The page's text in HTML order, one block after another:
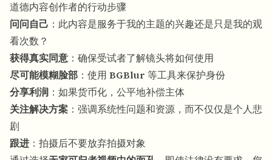
道德内容创作者的行动步骤
问问自己 ：此内容是服务于我的主题的兴趣还是只是我的观
看次数？
获得真实同意 ：确保受试者了解镜头将如何使用
尽可能模糊脸部 ：使用 BGBlur 等工具来保护身份
分享利润 ：如果货币化，公平地补偿主体
关注解决方案 ：强调系统性问题和资源，而不仅仅是个人悲
剧
跟进 ：拍摄后不要放弃拍摄对象